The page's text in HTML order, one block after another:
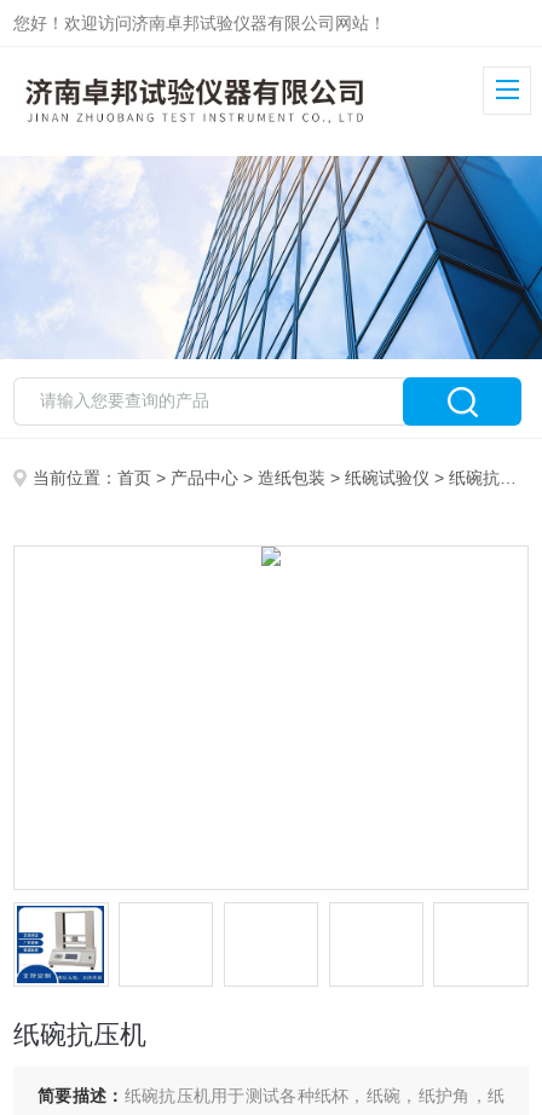
您好！欢迎访问济南卓邦试验仪器有限公司网站！
当前位置：首页 > 产品中心 >造纸包装 >纸碗试验仪 > 纸碗抗压机
纸碗抗压机
简要描述： 纸碗抗压机用于测试各种纸杯，纸碗，纸护角，纸